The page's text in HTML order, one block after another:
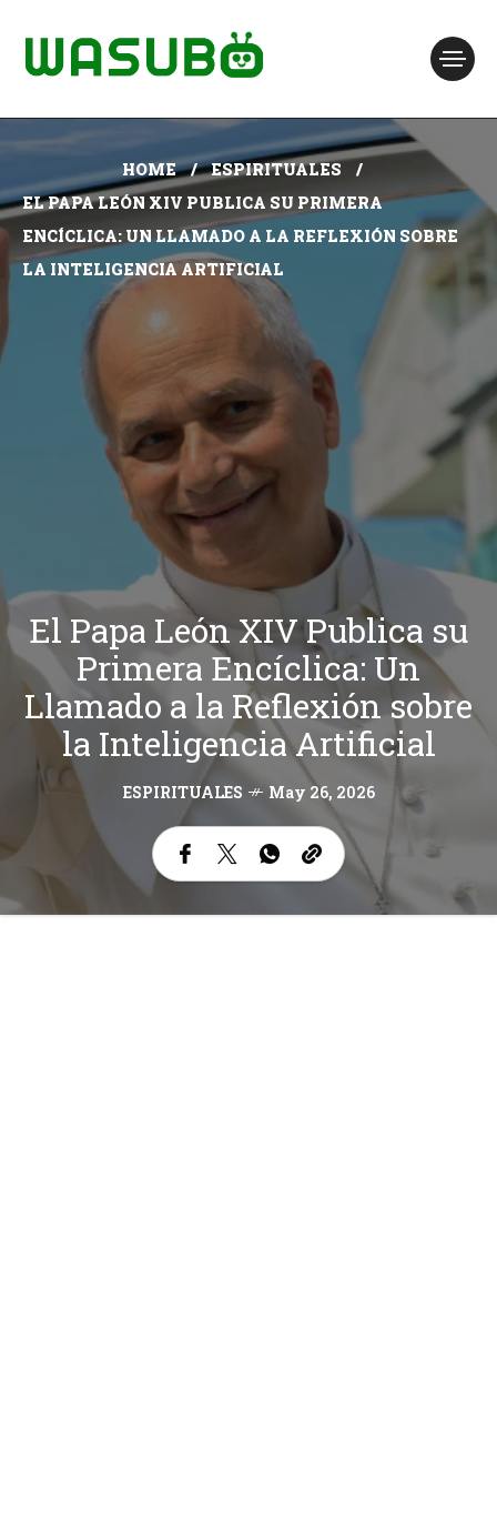
HOME
ESPIRITUALES
EL PAPA LEÓN XIV PUBLICA SU PRIMERA
ENCÍCLICA: UN LLAMADO A LA REFLEXIÓN SOBRE
LA INTELIGENCIA ARTIFICIAL
El Papa León XIV Publica su
Primera Encíclica: Un
Llamado a la Reflexión sobre
la Inteligencia Artificial
ESPIRITUALES May 26, 2026